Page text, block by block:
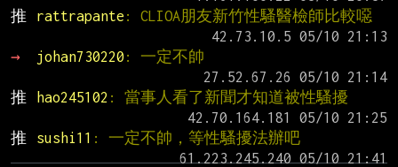
推
rattrapante : CLIOA朋友新竹性騷醫檢師比較噁
→
johan730220 : 一定不帥
推
hao245102 : 當事人看了新聞才知道被性騷擾
推
sushi11 : 一定不帥，等性騷擾法辦吧